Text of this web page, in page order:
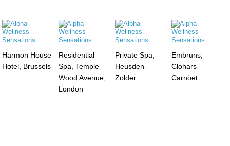
Harmon House
Hotel, Brussels
Residential
Spa, Temple
Wood Avenue,
London
Private Spa,
Heusden-
Zolder
Embruns,
Clohars-
Carnöet